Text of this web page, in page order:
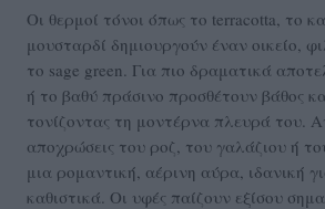
Οι θερμοί τόνοι όπως το terracotta, το
μουσταρδί δημιουργούν έναν οικείο,
το sage green. Για πιο δραματικά
ή το βαθύ πράσινο προσθέτουν βάθος
τονίζοντας τη μοντέρνα πλευρά του.
αποχρώσεις του ροζ, του γαλάζιου ή
μια ρομαντική, αέρινη αύρα, ιδανική
καθιστικά. Οι υφές παίζουν εξίσου